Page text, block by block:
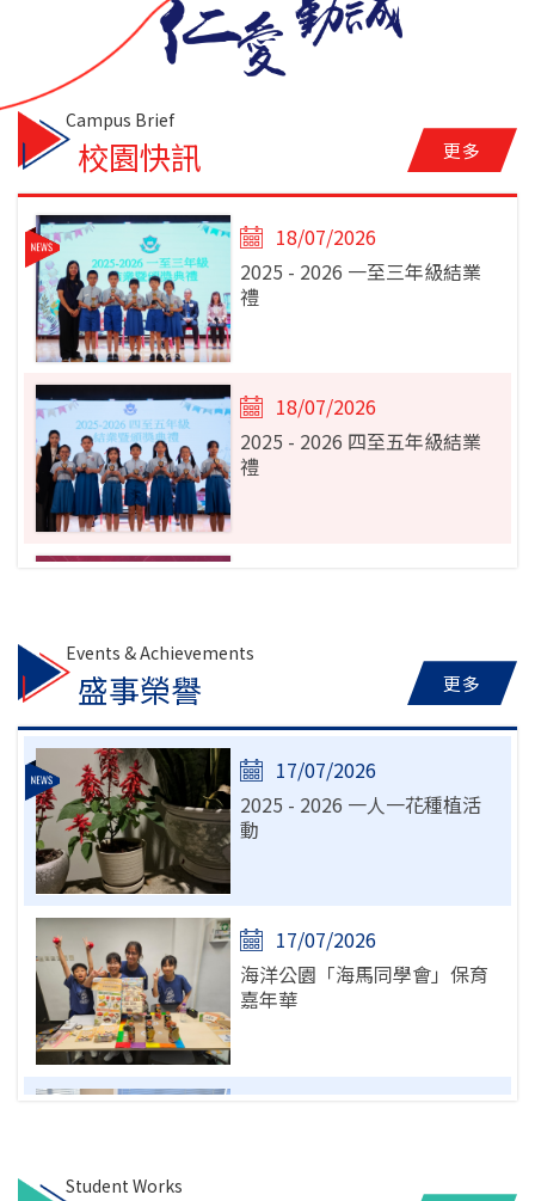
更多
校園快訊
18/07/2026
2025 - 2026 一至三年級結業
禮
18/07/2026
2025 - 2026 四至五年級結業
禮
2025 - 2026 小一備取生學位
申請表 (叩門) (請按入)
2025 - 2027 校友會週年會員
大會、第七屆常務委員會選舉
（補選）暨2026校友盃
更多
盛事榮譽
17/07/2026
2025 - 2026 一人一花種植活
動
17/07/2026
海洋公園「海馬同學會」保育
嘉年華